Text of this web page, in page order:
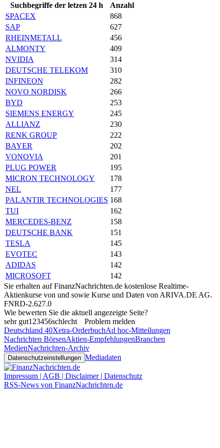
Suchbegriffe der letzen 24 h
Anzahl
SPACEX
868
SAP
627
RHEINMETALL
456
ALMONTY
409
NVIDIA
314
DEUTSCHE TELEKOM
310
INFINEON
282
NOVO NORDISK
266
BYD
253
SIEMENS ENERGY
245
ALLIANZ
230
RENK GROUP
222
BAYER
202
VONOVIA
201
PLUG POWER
195
MICRON TECHNOLOGY
178
NEL
177
PALANTIR TECHNOLOGIES 168
TUI
162
MERCEDES-BENZ
158
DEUTSCHE BANK
151
TESLA
145
EVOTEC
143
ADIDAS
142
MICROSOFT
142
Sie erhalten auf FinanzNachrichten.de kostenlose Realtime-
Aktienkurse von und sowie Kurse und Daten von ARIVA.DE AG.
FNRD-2.627.0
Wie bewerten Sie die aktuell angezeigte Seite?
sehr gut1 23456schlecht
Problem melden
Deutschland 40Xetra-OrderbuchAd hoc-Mitteilungen
Nachrichten BörsenAktien-EmpfehlungenBranchen
MedienNachrichten-Archiv
Datenschutzeinstellungen Mediadaten
Impressum | AGB | Disclaimer | Datenschutz
RSS-News von FinanzNachrichten.de